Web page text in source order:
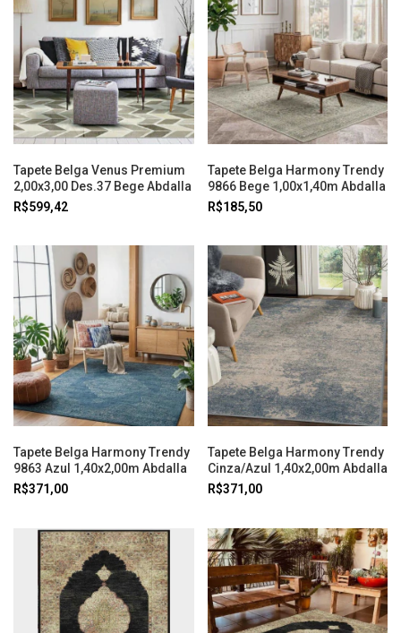
Tapete Belga Venus Premium
2,00x3,00 Des.37 Bege Abdalla
R$599,42
Tapete Belga Harmony Trendy
9866 Bege 1,00x1,40m Abdalla
R$185,50
Tapete Belga Harmony Trendy
9863 Azul 1,40x2,00m Abdalla
R$371,00
Tapete Belga Harmony Trendy
Cinza/Azul 1,40x2,00m Abdalla
R$371,00